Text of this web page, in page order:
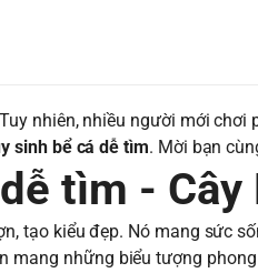
nhiên, nhiều người mới
sinh bể cá dễ tìm. Mời bạn
tìm - Cây
tạo kiểu đẹp. Nó mang sức
mang những biểu tượng